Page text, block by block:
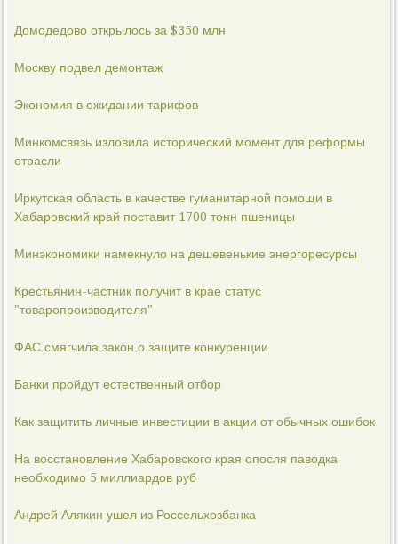
Домодедово открылось за $350 млн
Москву подвел демонтаж
Экономия в ожидании тарифов
Минкомсвязь изловила исторический момент для реформы
отрасли
Иркутская область в качестве гуманитарной помощи в
Хабаровский край поставит 1700 тонн пшеницы
Минэкономики намекнуло на дешевенькие энергоресурсы
Крестьянин-частник получит в крае статус
"товаропроизводителя"
ФАС смягчила закон о защите конкуренции
Банки пройдут естественный отбор
Как защитить личные инвестиции в акции от обычных ошибок
На восстановление Хабаровского края опосля паводка
необходимо 5 миллиардов руб
Андрей Алякин ушел из Россельхозбанка